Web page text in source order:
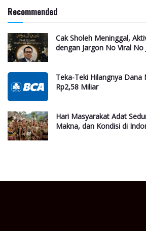
Recommended
Cak Sholeh Meninggal,
dengan Jargon No Viral No
Teka-Teki Hilangnya Dana
Rp2,58 Miliar
Hari Masyarakat Adat
Makna, dan Kondisi di